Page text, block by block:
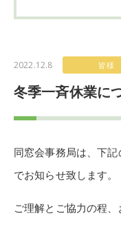
2022.12.8 皆様
冬季一斉休業に
同窓会事務局は、下
でお知らせ致します。
ご理解とご協力の程、